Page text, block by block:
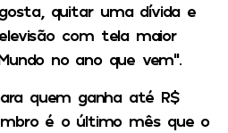
quitar uma dívida e
com tela maior
no ano que vem”.
quem ganha até R$
é o último mês que o